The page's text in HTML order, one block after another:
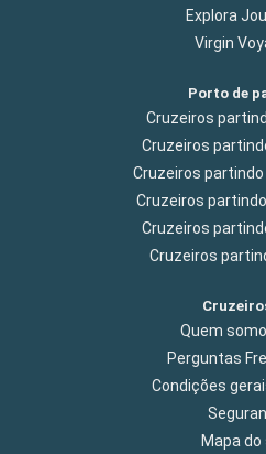
Explora
Virgin
Porto de
Cruzeiros
Cruzeiros
Cruzeiros
Cruzeiros
Cruzeiros
Cruzeiros
Quem
Perguntas
Condições
Mapa